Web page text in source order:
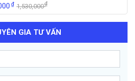
₫ 1,530,000₫
GIA TƯ VẤN